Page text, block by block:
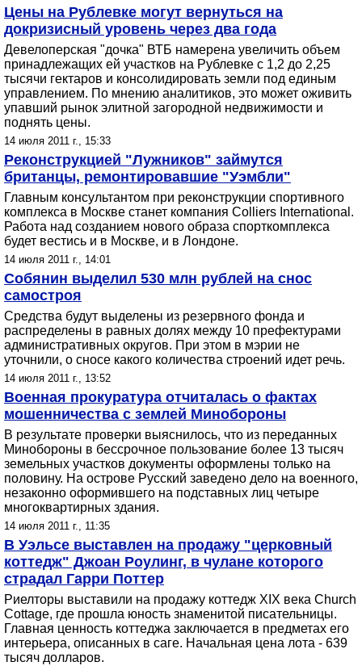
Цены на Рублевке могут вернуться на
докризисный уровень через два года
Девелоперская "дочка" ВТБ намерена увеличить объем
принадлежащих ей участков на Рублевке с 1,2 до 2,25
тысячи гектаров и консолидировать земли под единым
управлением. По мнению аналитиков, это может оживить
упавший рынок элитной загородной недвижимости и
поднять цены.
14 июля 2011 г., 15:33
Реконструкцией "Лужников" займутся
британцы, ремонтировавшие "Уэмбли"
Главным консультантом при реконструкции спортивного
комплекса в Москве станет компания Colliers International.
Работа над созданием нового образа спорткомплекса
будет вестись и в Москве, и в Лондоне.
14 июля 2011 г., 14:01
Собянин выделил 530 млн рублей на снос
самостроя
Средства будут выделены из резервного фонда и
распределены в равных долях между 10 префектурами
административных округов. При этом в мэрии не
уточнили, о сносе какого количества строений идет речь.
14 июля 2011 г., 13:52
Военная прокуратура отчиталась о фактах
мошенничества с землей Минобороны
В результате проверки выяснилось, что из переданных
Минобороны в бессрочное пользование более 13 тысяч
земельных участков документы оформлены только на
половину. На острове Русский заведено дело на военного,
незаконно оформившего на подставных лиц четыре
многоквартирных здания.
14 июля 2011 г., 11:35
В Уэльсе выставлен на продажу "церковный
коттедж" Джоан Роулинг, в чулане которого
страдал Гарри Поттер
Риелторы выставили на продажу коттедж XIX века Church
Cottage, где прошла юность знаменитой писательницы.
Главная ценность коттеджа заключается в предметах его
интерьера, описанных в саге. Начальная цена лота - 639
тысяч долларов.